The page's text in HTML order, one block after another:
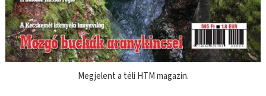
Megjelent a téli HTM magazin.